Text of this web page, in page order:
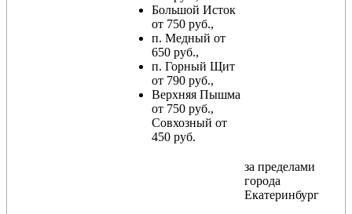
Большой Исток
от 750 руб.,
п. Медный от
650 руб.,
п. Горный Щит
от 790 руб.,
Верхняя Пышма
от 750 руб.,
Совхозный от
450 руб.
за пределами
города
Екатеринбург